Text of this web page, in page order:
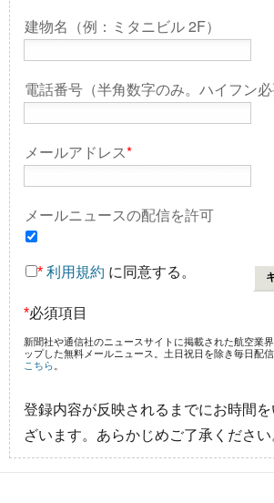
建物名（例：ミタニビル 2F）
電話番号（半角数字のみ。ハイフン必
メールアドレス*
メールニュースの配信を許可
* 利用規約 に同意する。
*必須項目
新聞社や通信社のニュースサイトに掲載された航空業
ップした無料メールニュース。土日祝日を除き毎日配
こちら
登録内容が反映されるまでにお時間
ざいます。あらかじめご了承ください